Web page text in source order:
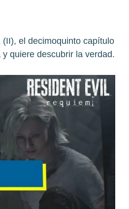
el decimoquinto capítulo
quiere descubrir la verdad.